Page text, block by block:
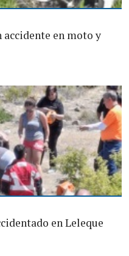
en moto y
en Leleque